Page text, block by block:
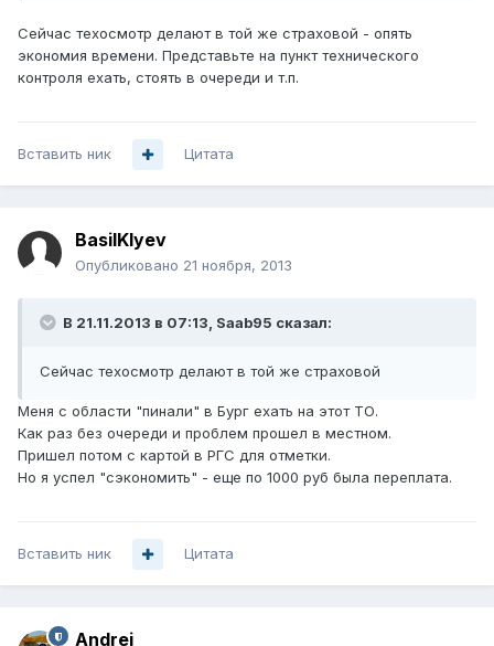
Сейчас техосмотр делают в той же страховой - опять
экономия времени. Представьте на пункт технического
контроля ехать, стоять в очереди и т.п.
Вставить ник Цитата
BasilKlyev
Опубликовано 21 ноября, 2013
В 21.11.2013 в 07:13, Saab95 сказал:
Сейчас техосмотр делают в той же страховой
Меня с области "пинали" в Бург ехать на этот ТО.
Как раз без очереди и проблем прошел в местном.
Пришел потом с картой в РГС для отметки.
Но я успел "сэкономить" - еще по 1000 руб была переплата.
Вставить ник Цитата
Andrei